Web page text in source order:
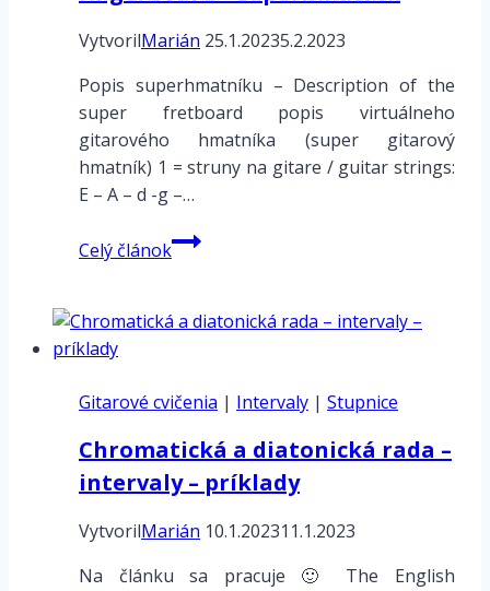
VytvorilMarián 25.1.20235.2.2023
Popis superhmatníku – Description of the
super fretboard popis virtuálneho
gitarového hmatníka (super gitarový
hmatník) 1 = struny na gitare / guitar strings:
E – A – d -g –…
Celý článokDescription
of
virtual
–
Gitarové cvičenia | Intervaly | Stupnice
Chromatická a diatonická rada –
intervaly – príklady
VytvorilMarián 10.1.202311.1.2023
Na článku sa pracuje 🙂 The English